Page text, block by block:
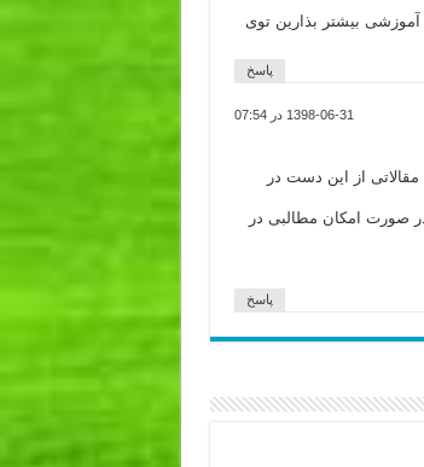
بیشتر بذارین توی
پاسخ
1398-06-31 در 07:54
از این دست در
صورت امکان مطالبی در
پاسخ